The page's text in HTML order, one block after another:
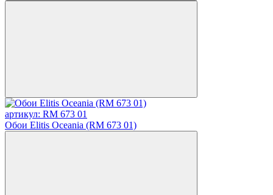
артикул: RM 673 01
Обои Elitis Oceania (RM 673 01)